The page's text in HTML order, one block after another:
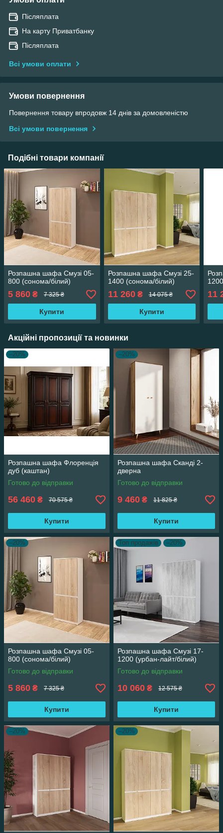
Післяплата
На карту Приватбанку
Післяплата
Всі умови оплати
Умови повернення
Повернення товару впродовж 14 днів за домовленістю
Всі умови повернення
Подібні товари компанії
Розпашна шафа Смузі 05-
800 (сонома/білий)
5 860 ₴ 7 325 ₴
Купити
Розпашна шафа Смузі 25-
1400 (сонома/білий)
11 260₴ 14 075 ₴
Купити
11
Акційні пропозиції та новинки
–20%
Розпашна шафа Флоренція
дуб (каштан)
Готово до відправки
56 460 ₴ 70 575 ₴
Купити
–20%
Розпашна шафа Сканді 2-
дверна
Готово до відправки
9 460 ₴ 11 825 ₴
Купити
–20%
Розпашна шафа Смузі 05-
800 (сонома/білий)
Готово до відправки
5 860 ₴ 7 325 ₴
Купити
Топ продажів –20%
Розпашна шафа Смузі 17-
1200 (урбан-лайт/білий)
Готово до відправки
10 060 ₴ 12 575 ₴
Купити
–20% –20%